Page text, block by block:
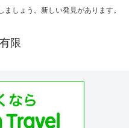
しょう。新しい発見があります。
限